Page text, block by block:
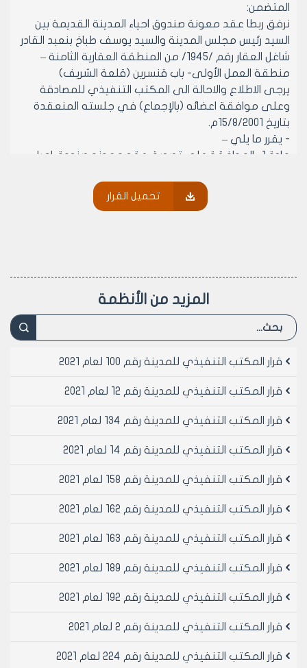
المتضمن:
نرفق ربطا عقد معونة صندوق احياء المدينة القديمة بين
السيد رئيس مجلس المدينة والسيد يوسف طباخ بنعبد القادر
شاغل العقار رقم /1945/ من المنطقة العقارية الثامنة –
منطقة العمل الأولى- باب قنسرين (قلعة الشريف)
يرجى الاطلاع والاحالة الى المكتب التنفيذي للمصادقة
وعلى موافقة اعضائه (بالإجماع) في جلسته المنعقدة
بتاريخ 15/8/2001م.
- يقرر ما يلي –
مادة 1- الموافقة على تصديق عقد معونه صندوق احياء
منطقه عقاريه ثامنة منطقه العمل الاولى باب قنسرين
رئيس المكتب التنفيذي لمجلس مدينة
حلب
تحميل القرار
المزيد من الأنظمة
قرار المكتب التنفيذي للمدينة رقم 100 لعام 2021
قرار المكتب التنفيذي للمدينة رقم 12 لعام 2021
قرار المكتب التنفيذي للمدينة رقم 134 لعام 2021
قرار المكتب التنفيذي للمدينة رقم 14 لعام 2021
قرار المكتب التنفيذي للمدينة رقم 158 لعام 2021
قرار المكتب التنفيذي للمدينة رقم 162 لعام 2021
قرار المكتب التنفيذي للمدينة رقم 163 لعام 2021
قرار المكتب التنفيذي للمدينة رقم 189 لعام 2021
قرار المكتب التنفيذي للمدينة رقم 192 لعام 2021
قرار المكتب التنفيذي للمدينة رقم 2 لعام 2021
قرار المكتب التنفيذي للمدينة رقم 224 لعام 2021